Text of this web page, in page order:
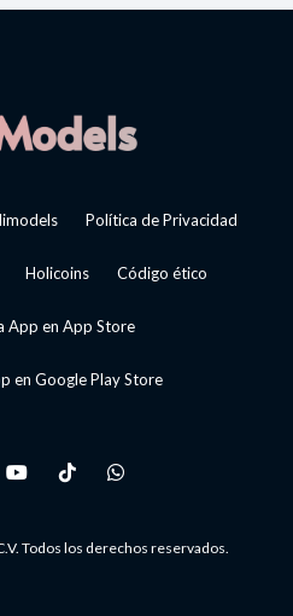
Política de Privacidad
Holicoins Código ético
App en App Store
en Google Play Store
Todos los derechos reservados.